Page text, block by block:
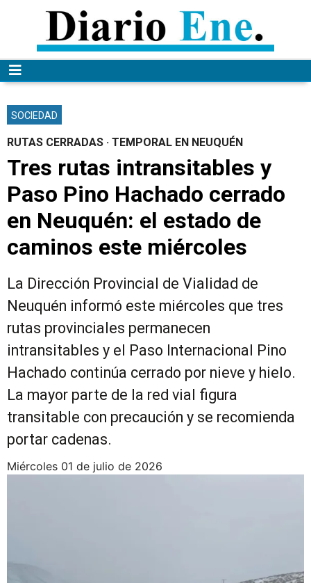
SOCIEDAD
RUTAS CERRADAS · TEMPORAL EN NEUQUÉN
Tres rutas intransitables y
Paso Pino Hachado cerrado
en Neuquén: el estado de
caminos este miércoles
La Dirección Provincial de Vialidad de
Neuquén informó este miércoles que tres
rutas provinciales permanecen
intransitables y el Paso Internacional Pino
Hachado continúa cerrado por nieve y hielo.
La mayor parte de la red vial figura
transitable con precaución y se recomienda
portar cadenas.
miércoles 01 de julio de 2026